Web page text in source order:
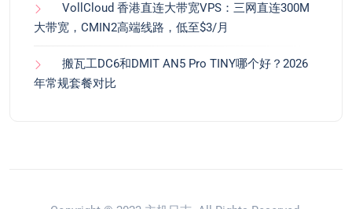
VollCloud 香港直连大带宽VPS：三网直连300M
大带宽，CMIN2高端线路，低至$3/月
搬瓦工DC6和DMIT AN5 Pro TINY哪个好？2026
年常规套餐对比